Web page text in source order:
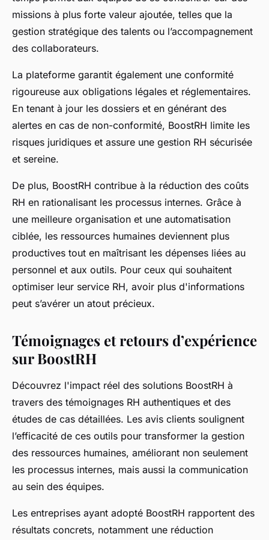
missions à plus forte valeur ajoutée, telles que la
gestion stratégique des talents ou l’accompagnement
des collaborateurs.
La plateforme garantit également une conformité
rigoureuse aux obligations légales et réglementaires.
En tenant à jour les dossiers et en générant des
alertes en cas de non-conformité, BoostRH limite les
risques juridiques et assure une gestion RH sécurisée
et sereine.
De plus, BoostRH contribue à la réduction des coûts
RH en rationalisant les processus internes. Grâce à
une meilleure organisation et une automatisation
ciblée, les ressources humaines deviennent plus
productives tout en maîtrisant les dépenses liées au
personnel et aux outils. Pour ceux qui souhaitent
optimiser leur service RH, avoir plus d'informations
peut s’avérer un atout précieux.
Témoignages et retours d’expérience
sur BoostRH
Découvrez l'impact réel des solutions BoostRH à
travers des témoignages RH authentiques et des
études de cas détaillées. Les avis clients soulignent
l’efficacité de ces outils pour transformer la gestion
des ressources humaines, améliorant non seulement
les processus internes, mais aussi la communication
au sein des équipes.
Les entreprises ayant adopté BoostRH rapportent des
résultats concrets, notamment une réduction